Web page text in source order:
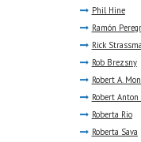
Phil Hine
Ramón
Rick
Rob Brezsny
Robert A.
Robert
Roberta Rio
Roberta Sava